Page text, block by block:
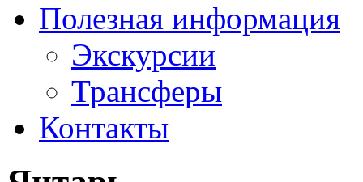
Полезная информация
Экскурсии
Трансферы
Контакты